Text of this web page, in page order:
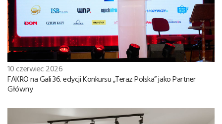
10 czerwiec 2026
FAKRO na Gali 36. edycji Konkursu „Teraz Polska” jako Partner
Główny